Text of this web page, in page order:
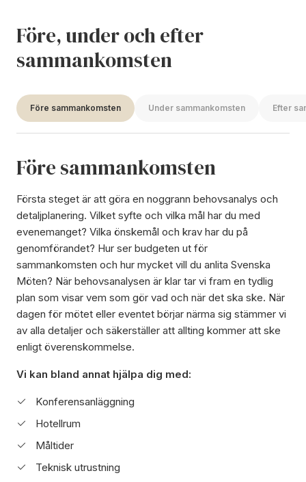
Före, under och efter
sammankomsten
Före sammankomsten Under sammankomsten Efter
Före sammankomsten
Första steget är att göra en noggrann behovsanalys och
detaljplanering. Vilket syfte och vilka mål har du med
evenemanget? Vilka önskemål och krav har du på
genomförandet? Hur ser budgeten ut för
sammankomsten och hur mycket vill du anlita Svenska
Möten? När behovsanalysen är klar tar vi fram en tydlig
plan som visar vem som gör vad och när det ska ske. När
dagen för mötet eller eventet börjar närma sig stämmer vi
av alla detaljer och säkerställer att allting kommer att ske
enligt överenskommelse.
Vi kan bland annat hjälpa dig med:
Konferensanläggning
Hotellrum
Måltider
Teknisk utrustning